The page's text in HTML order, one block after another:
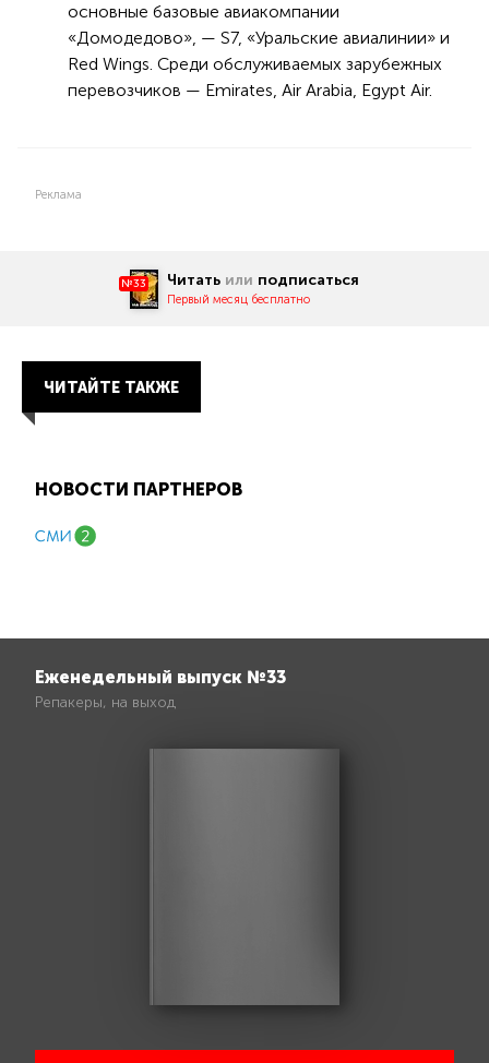
основные базовые авиакомпании
«Домодедово», — S7, «Уральские авиалинии» и
Red Wings. Среди обслуживаемых зарубежных
перевозчиков — Emirates, Air Arabia, Egypt Air.
Реклама
№33 Читать или подписаться
Первый месяц бесплатно
ЧИТАЙТЕ ТАКЖЕ
НОВОСТИ ПАРТНЕРОВ
Еженедельный выпуск №33
Репакеры, на выход